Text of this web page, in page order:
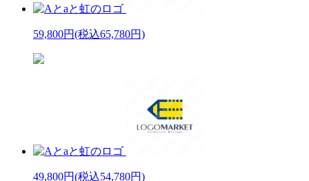
59,800円(税込65,780円)
49,800円(税込54,780円)